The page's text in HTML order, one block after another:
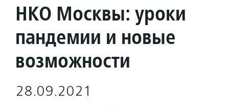
НКО Москвы: уроки
пандемии и новые
возможности
28.09.2021